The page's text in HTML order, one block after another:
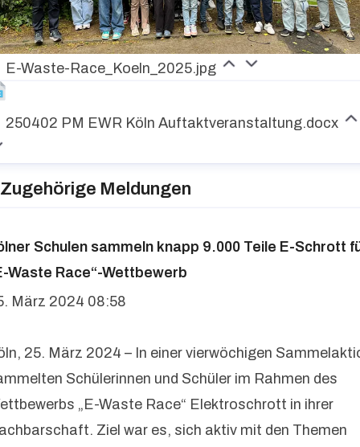
E-Waste-Race_Koeln_2025.jpg
250402 PM EWR Köln Auftaktveranstaltung.docx
Zugehörige Meldungen
Schulen sammeln knapp 9.000 Teile E-Schrott
Waste Race“-Wettbewerb
März 2024 08:58
25. März 2024 – In einer vierwöchigen
Schülerinnen und Schüler im Rahmen des
„E-Waste Race“ Elektroschrott in ihrer
Ziel war es, sich aktiv mit den Themen